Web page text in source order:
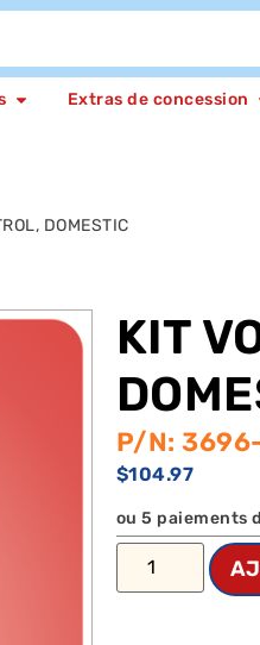
Extras de concession
DOMESTIC
KIT
P/N:
$104.97
ou 5 paiements